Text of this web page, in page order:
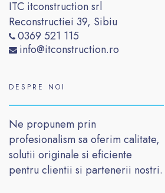
ITC itconstruction srl
Reconstructiei 39, Sibiu
0369 521 115
info@itconstruction.ro
DESPRE NOI
Ne propunem prin
profesionalism sa oferim calitate,
solutii originale si eficiente
pentru clientii si partenerii nostri.